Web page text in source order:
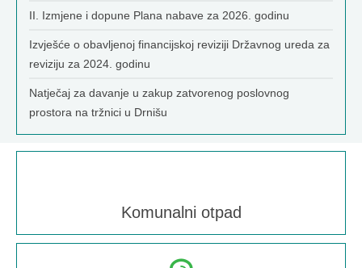
II. Izmjene i dopune Plana nabave za 2026. godinu
Izvješće o obavljenoj financijskoj reviziji Državnog ureda za
reviziju za 2024. godinu
Natječaj za davanje u zakup zatvorenog poslovnog
prostora na tržnici u Drnišu
Komunalni otpad